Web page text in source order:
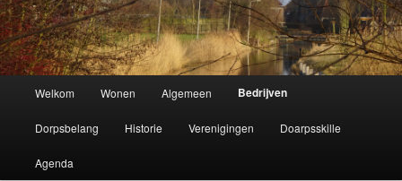
Spring
naar
de
Welkom Wonen Algemeen Bedrijven
Dorpsbelang Historie Verenigingen Doarpsskille
Agenda